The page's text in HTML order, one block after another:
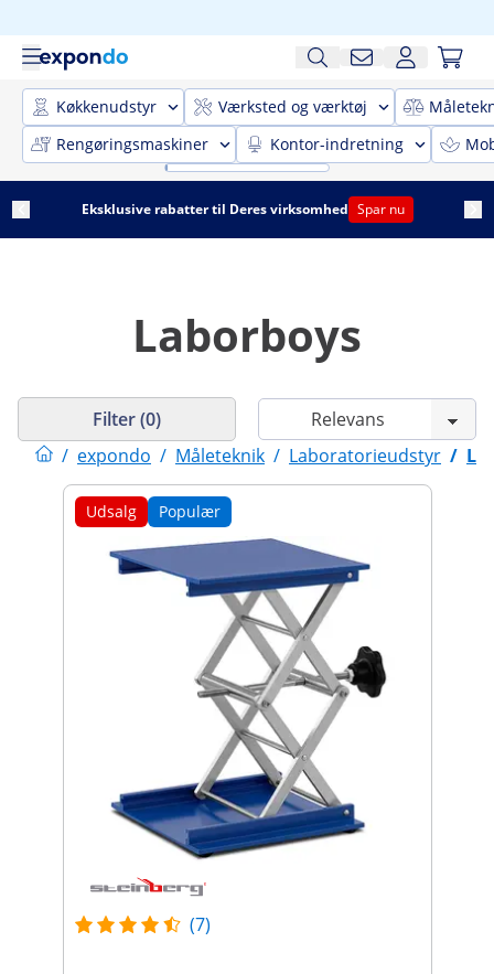
Køkkenudstyr Værksted og værktøj
Rengøringsmaskiner
Kontor-indretning
Eksklusive rabatter til Deres virksomhed Spar nu
Laborboys
/ expondo / Måleteknik / Laboratorieudstyr /
Filter (0)
Udsalg Populær
(7)